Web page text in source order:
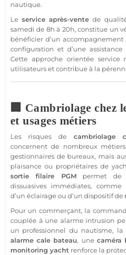
nautique.
Le service après-vente de
samedi de 8h à 20h, constitue un
bénéficier d’un
configuration et d’une assistance
Cette approche orientée service
utilisateurs et contribue à la
🏢 Cambriolage chez
et usages métiers
Les risques de cambriolage
concernent de nombreux
gestionnaires de bureaux, mais
plaisance ou propriétaires de
sortie
filaire PGMpermet de
dissuasives immédiates, comme
d’un éclairage ou d’un dispositif de
Pour un commerçant, la
couplée à une alarmeintrusion
un professionnel du nautisme, la
alarme cale bateau, une caméra
monitoring yacht renforce la